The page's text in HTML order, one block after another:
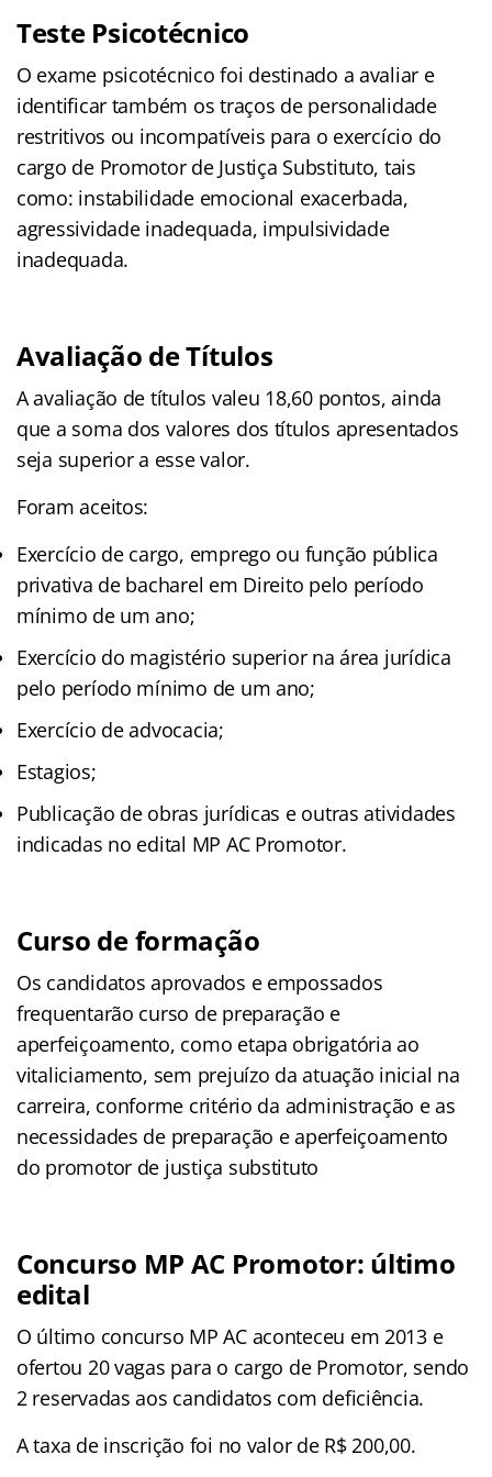
Teste Psicotécnico
O exame psicotécnico foi destinado a avaliar e
identificar também os traços de personalidade
restritivos ou incompatíveis para o exercício do
cargo de Promotor de Justiça Substituto, tais
como: instabilidade emocional exacerbada,
agressividade inadequada, impulsividade
inadequada.
Avaliação de Títulos
A avaliação de títulos valeu 18,60 pontos, ainda
que a soma dos valores dos títulos apresentados
seja superior a esse valor.
Foram aceitos:
Exercício de cargo, emprego ou função pública
privativa de bacharel em Direito pelo período
mínimo de um ano;
Exercício do magistério superior na área jurídica
pelo período mínimo de um ano;
Exercício de advocacia;
Estagios;
Publicação de obras jurídicas e outras atividades
indicadas no edital MP AC Promotor.
Curso de formação
Os candidatos aprovados e empossados
frequentarão curso de preparação e
aperfeiçoamento, como etapa obrigatória ao
vitaliciamento, sem prejuízo da atuação inicial na
carreira, conforme critério da administração e as
necessidades de preparação e aperfeiçoamento
do promotor de justiça substituto
Concurso MP AC Promotor: último
edital
O último concurso MP AC aconteceu em 2013 e
ofertou 20 vagas para o cargo de Promotor, sendo
2 reservadas aos candidatos com deficiência.
A taxa de inscrição foi no valor de R$ 200,00.